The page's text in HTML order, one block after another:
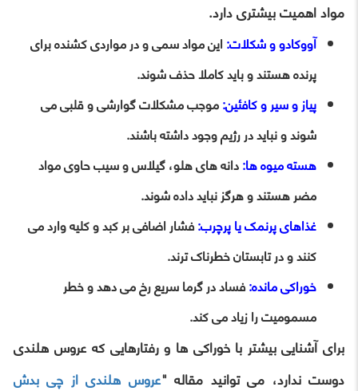
مواد اهمیت بیشتری دارد.
آووکادو و شکلات:این مواد سمی و در مواردی کشنده برای
پرنده هستند و باید کاملا حذف شوند.
پیاز و سیر و کافئین:موجب مشکلات گوارشی و قلبی می
شوند و نباید در رژیم وجود داشته باشند.
هسته میوه ها:دانه های هلو، گیلاس و سیب حاوی مواد
مضر هستند و هرگز نباید داده شوند.
غذاهای پرنمک یا پرچرب:فشار اضافی بر کبد و کلیه وارد می
کنند و در تابستان خطرناک ترند.
خوراکی مانده:فساد در گرما سریع رخ می دهد و خطر
مسمومیت را زیاد می کند.
برای آشنایی بیشتر با خوراکی ها و رفتارهایی که عروس هلندی
دوست ندارد، می توانید مقاله "عروس هلندی از چی بدش